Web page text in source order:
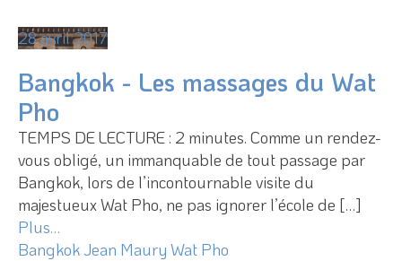
28 avril 2017
Bangkok - Les massages du Wat
Pho
TEMPS DE LECTURE : 2 minutes. Comme un rendez-
vous obligé, un immanquable de tout passage par
Bangkok, lors de l’incontournable visite du
majestueux Wat Pho, ne pas ignorer l’école de […]
Plus…
BangkokJean Maury Wat Pho